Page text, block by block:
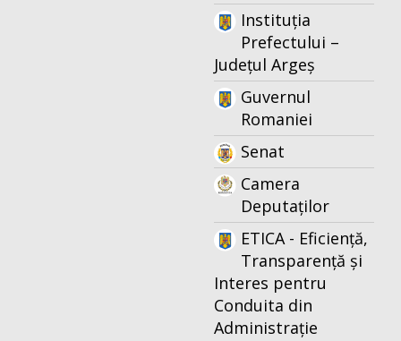
Instituția
Prefectului –
Județul Argeș
Guvernul
Romaniei
Senat
Camera
Deputaților
ETICA - Eficiență,
Transparență și
Interes pentru
Conduita din
Administrație